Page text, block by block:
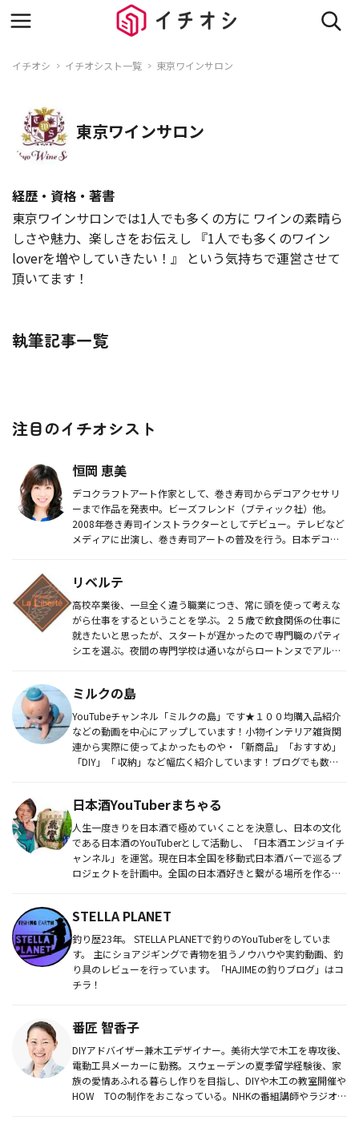
イチオシ イチオシスト一覧 東京ワインサロン
東京ワインサロン
経歴・資格・著書
東京ワインサロンでは1人でも多くの方に ワインの素晴ら
しさや魅力、楽しさをお伝えし 『1人でも多くのワイン
loverを増やしていきたい！』 という気持ちで運営させて
頂いてます！
執筆記事一覧
注目のイチオシスト
恒岡 恵美
デコクラフトアート作家として、巻き寿司からデコアクセサリ
ーまで作品を発表中。ビーズフレンド（ブティック社）他。
2008年巻き寿司インストラクターとしてデビュー。テレビなど
メディアに出演し、巻き寿司アートの普及を行う。日本デコず
リベルテ
高校卒業後、一旦全く違う職業につき、常に頭を使って考えな
がら仕事をするということを学ぶ。２５歳で飲食関係の仕事に
就きたいと思ったが、スタートが遅かったので専門職のパティ
シエを選ぶ。夜間の専門学校は通いながらロートンヌでアルバ
ミルクの島
YouTubeチャンネル「ミルクの島」です★１００均購入品紹介
などの動画を中心にアップしています！小物インテリア雑貨関
連から実際に使ってよかったものや・「新商品」「おすすめ」
「DIY」「 収納」など幅広く紹介しています！ブログでも数多
日本酒YouTuberまちゃる
人生一度きりを日本酒で極めていくことを決意し、日本の文化
である日本酒のYouTuberとして活動し、「日本酒エンジョイチ
ャンネル」を運営。現在日本全国を移動式日本酒バーで巡るプ
ロジェクトを計画中。全国の日本酒好きと繋がる場所を作るこ
STELLA PLANET
釣り歴23年。 STELLA PLANETで釣りのYouTuberをしていま
す。 主にショアジギングで青物を狙うノウハウや実釣動画、釣
り具のレビューを行っています。「HAJIMEの釣りブログ」はコ
チラ！
番匠 智香子
DIYアドバイザー兼木工デザイナー。美術大学で木工を専攻後、
電動工具メーカーに勤務。スウェーデンの夏季留学経験後、家
族の愛情あふれる暮らし作りを目指し、DIYや木工の教室開催や
HOW TOの制作をおこなっている。NHKの番組講師やラジオ出